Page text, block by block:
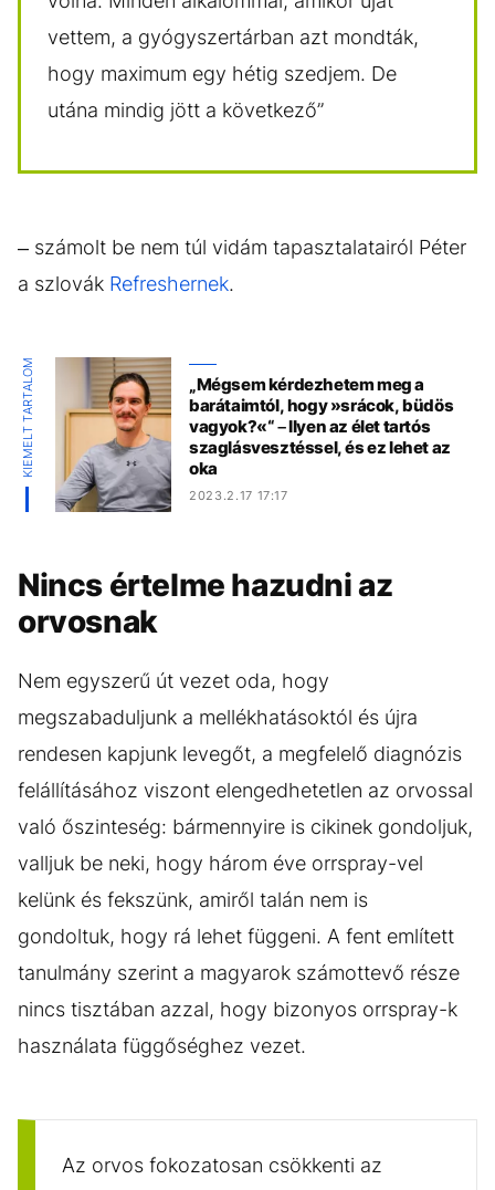
vettem, a gyógyszertárban azt mondták,
hogy maximum egy hétig szedjem. De
utána mindig jött a következő”
– számolt be nem túl vidám tapasztalatairól Péter
a szlovák Refreshernek.
KIEMELT TARTALOM
„Mégsem kérdezhetem meg a
barátaimtól, hogy »srácok, büdös
vagyok?«“ – Ilyen az élet tartós
szaglásvesztéssel, és ez lehet az
oka
2023.2.17 17:17
Nincs értelme hazudni az
orvosnak
Nem egyszerű út vezet oda, hogy
megszabaduljunk a mellékhatásoktól és újra
rendesen kapjunk levegőt, a megfelelő diagnózis
felállításához viszont elengedhetetlen az orvossal
való őszinteség: bármennyire is cikinek gondoljuk,
valljuk be neki, hogy három éve orrspray-vel
kelünk és fekszünk, amiről talán nem is
gondoltuk, hogy rá lehet függeni. A fent említett
tanulmány szerint a magyarok számottevő része
nincs tisztában azzal, hogy bizonyos orrspray-k
használata függőséghez vezet.
Az orvos fokozatosan csökkenti az